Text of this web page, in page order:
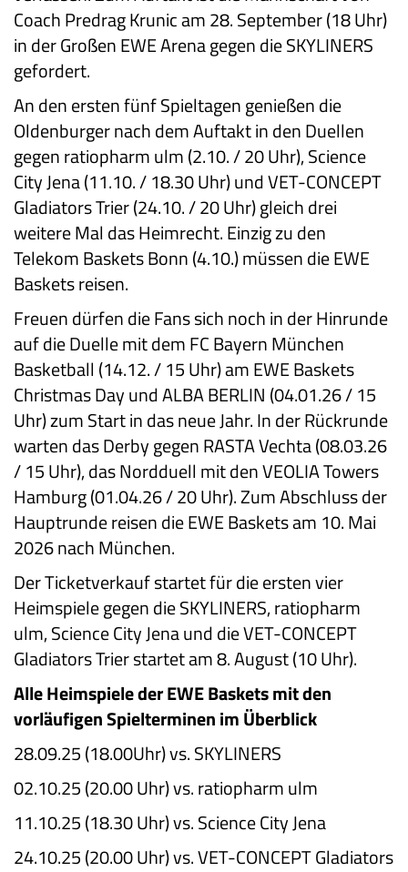
Coach Predrag Krunic am 28. September (18 Uhr)
in der Großen EWE Arena gegen die SKYLINERS
gefordert.
An den ersten fünf Spieltagen genießen die
Oldenburger nach dem Auftakt in den Duellen
gegen ratiopharm ulm (2.10. / 20 Uhr), Science
City Jena (11.10. / 18.30 Uhr) und VET-CONCEPT
Gladiators Trier (24.10. / 20 Uhr) gleich drei
weitere Mal das Heimrecht. Einzig zu den
Telekom Baskets Bonn (4.10.) müssen die EWE
Baskets reisen.
Freuen dürfen die Fans sich noch in der Hinrunde
auf die Duelle mit dem FC Bayern München
Basketball (14.12. / 15 Uhr) am EWE Baskets
Christmas Day und ALBA BERLIN (04.01.26 / 15
Uhr) zum Start in das neue Jahr. In der Rückrunde
warten das Derby gegen RASTA Vechta (08.03.26
/ 15 Uhr), das Nordduell mit den VEOLIA Towers
Hamburg (01.04.26 / 20 Uhr). Zum Abschluss der
Hauptrunde reisen die EWE Baskets am 10. Mai
2026 nach München.
Der Ticketverkauf startet für die ersten vier
Heimspiele gegen die SKYLINERS, ratiopharm
ulm, Science City Jena und die VET-CONCEPT
Gladiators Trier startet am 8. August (10 Uhr).
Alle Heimspiele der EWE Baskets mit den
vorläufigen Spielterminen im Überblick
28.09.25 (18.00Uhr) vs. SKYLINERS
02.10.25 (20.00 Uhr) vs. ratiopharm ulm
11.10.25 (18.30 Uhr) vs. Science City Jena
24.10.25 (20.00 Uhr) vs. VET-CONCEPT Gladiators